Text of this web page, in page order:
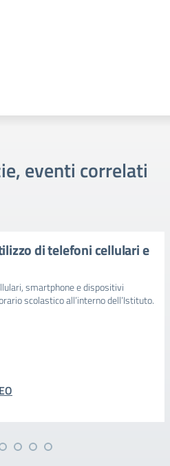
eventi correlati
di telefoni cellulari e
smartphone e dispositivi
scolastico all’interno dell’Istituto.